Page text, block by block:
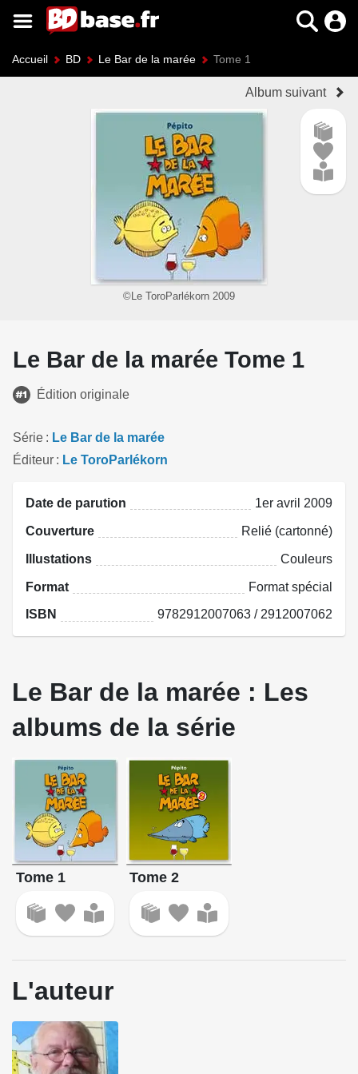
Accueil BD Le Bar de la marée Tome 1
Album suivant
©Le ToroParlékorn 2009
Le Bar de la marée Tome 1
Édition originale
Série
Le Bar de la marée
Éditeur
Le ToroParlékorn
Date de parution 1er avril 2009
Couverture Relié (cartonné)
Illustations Couleurs
Format Format spécial
ISBN 9782912007063 / 2912007062
Le Bar de la marée : Les
albums de la série
Tome 1 Tome 2
L'auteur